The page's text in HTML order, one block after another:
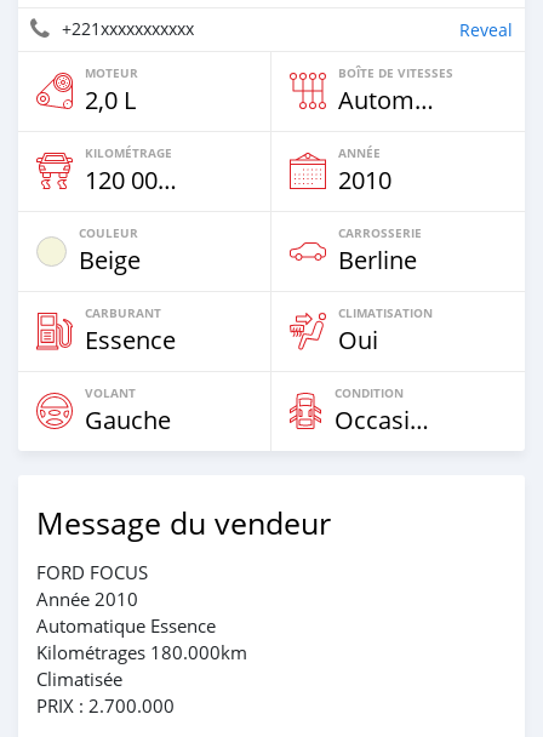
+221xxxxxxxxxxx Reveal
MOTEUR
2,0 L
BOÎTE DE VITESSES
Automatique
KILOMÉTRAGE
120 000 Km
ANNÉE
2010
COULEUR
Beige
CARROSSERIE
Berline
CARBURANT
Essence
CLIMATISATION
Oui
VOLANT
Gauche
CONDITION
Occasion
Message du vendeur
FORD FOCUS
Année 2010
Automatique Essence
Kilométrages 180.000km
Climatisée
PRIX : 2.700.000